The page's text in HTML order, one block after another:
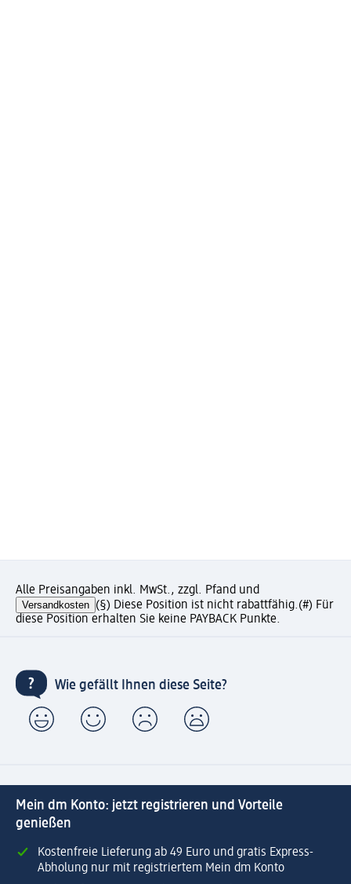
Alle Preisangaben inkl. MwSt., zzgl. Pfand und
Versandkosten (§) Diese Position ist nicht rabattfähig.(#) Für
diese Position erhalten Sie keine PAYBACK Punkte.
Wie gefällt Ihnen diese Seite?
Mein dm Konto: jetzt registrieren und Vorteile
genießen
Kostenfreie Lieferung ab 49 Euro und gratis Express-
Abholung nur mit registriertem Mein dm Konto